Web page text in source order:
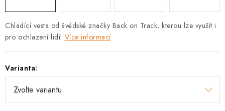
Zásady použivání souboru cookies
Hodnocení obchodu
FAQ
Chladící vesta od švédské značky Back on Track, kterou lze využít i
pro ochlazení lidí. Více informací
Varianta: